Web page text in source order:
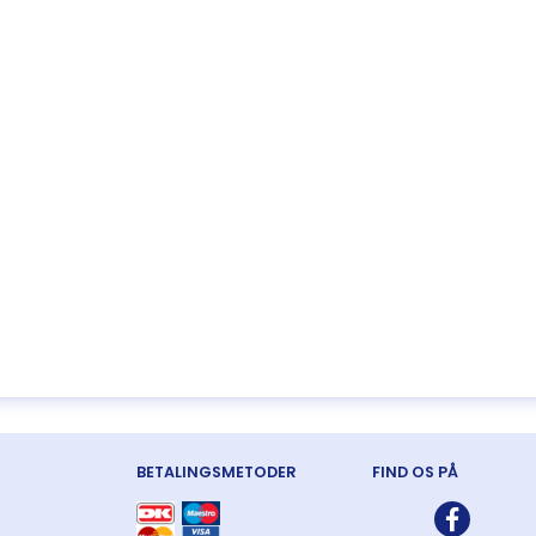
BETALINGSMETODER FIND OS PÅ